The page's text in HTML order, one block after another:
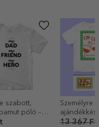
szabott,
póló –
Személyre
Club
13 367 Ft